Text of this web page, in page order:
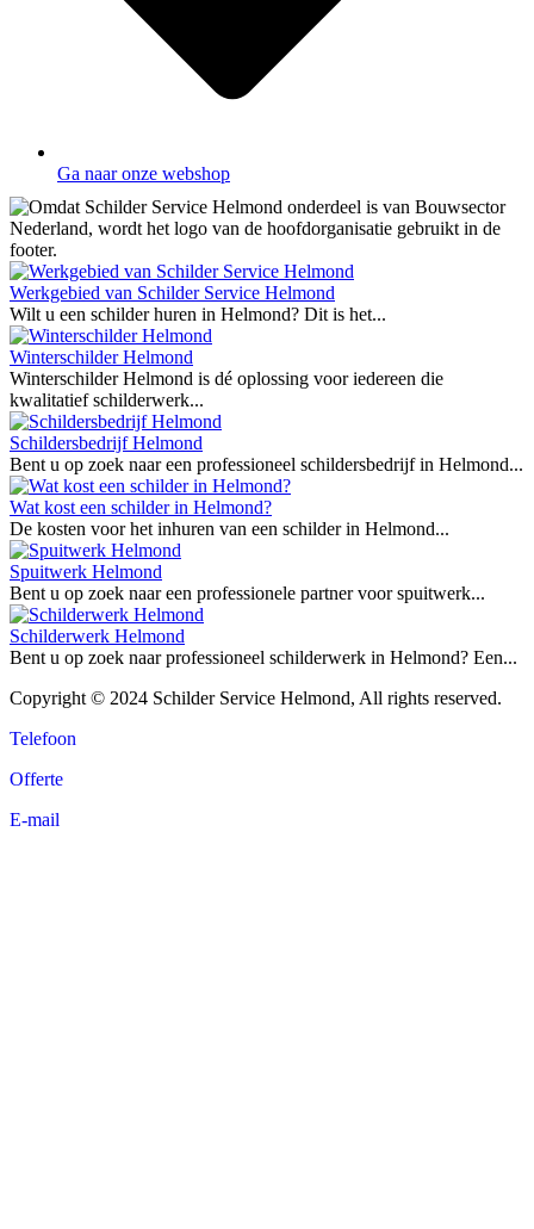
Ga naar onze webshop
Werkgebied van Schilder Service Helmond
Wilt u een schilder huren in Helmond? Dit is het...
Winterschilder Helmond
Winterschilder Helmond is dé oplossing voor iedereen die
kwalitatief schilderwerk...
Schildersbedrijf Helmond
Bent u op zoek naar een professioneel schildersbedrijf in Helmond...
Wat kost een schilder in Helmond?
De kosten voor het inhuren van een schilder in Helmond...
Spuitwerk Helmond
Bent u op zoek naar een professionele partner voor spuitwerk...
Schilderwerk Helmond
Bent u op zoek naar professioneel schilderwerk in Helmond? Een...
Copyright © 2024 Schilder Service Helmond, All rights reserved.
Telefoon
Offerte
E-mail